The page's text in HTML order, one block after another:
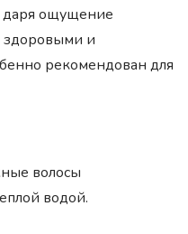
даря ощущение
здоровыми и
рекомендован для
волосы
водой.